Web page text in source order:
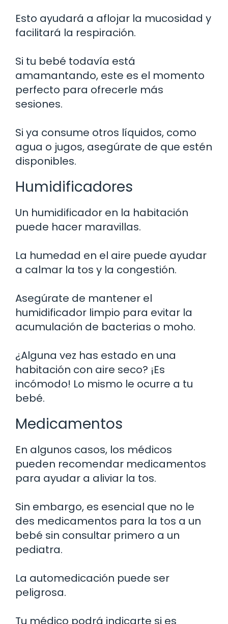
Esto ayudará a aflojar la mucosidad y
facilitará la respiración.
Si tu bebé todavía está
amamantando, este es el momento
perfecto para ofrecerle más
sesiones.
Si ya consume otros líquidos, como
agua o jugos, asegúrate de que estén
disponibles.
Humidificadores
Un humidificador en la habitación
puede hacer maravillas.
La humedad en el aire puede ayudar
a calmar la tos y la congestión.
Asegúrate de mantener el
humidificador limpio para evitar la
acumulación de bacterias o moho.
¿Alguna vez has estado en una
habitación con aire seco? ¡Es
incómodo! Lo mismo le ocurre a tu
bebé.
Medicamentos
En algunos casos, los médicos
pueden recomendar medicamentos
para ayudar a aliviar la tos.
Sin embargo, es esencial que no le
des medicamentos para la tos a un
bebé sin consultar primero a un
pediatra.
La automedicación puede ser
peligrosa.
Tu médico podrá indicarte si es